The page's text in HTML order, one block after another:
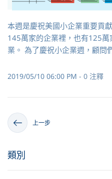
本週是慶祝美國小企業重要貢
145萬家的企業裡，也有125
業。 為了慶祝小企業週，顧問
2019/05/10 06:00 PM - 0 注釋
上一步
類別